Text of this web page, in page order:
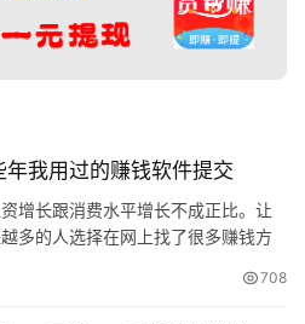
我用过的赚钱软件提交
增长跟消费水平增长不成正比。让
多的人选择在网上找了很多赚钱方
708